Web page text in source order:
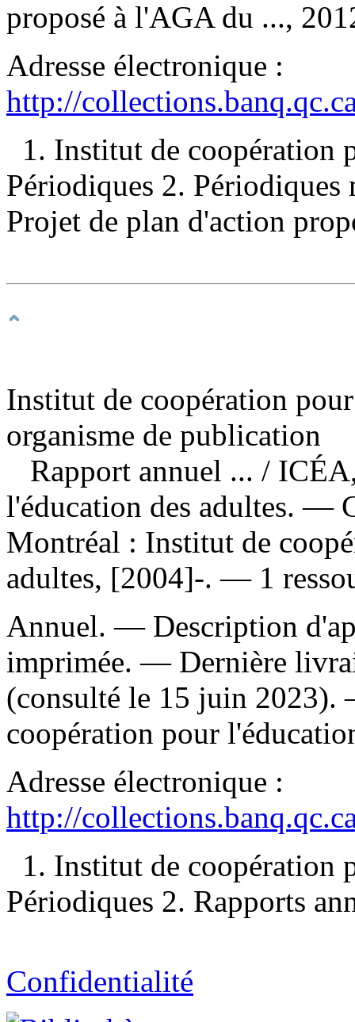
proposé à l'AGA du ...,
Adresse électronique :
http://
1. Institut de coopération
Périodiques 2.
Projet de plan d'action
Institut de coopération
organisme de publication
Rapport annuel ... /
l'éducation des adultes. —
Montréal : Institut de
adultes, [2004]-. — 1
Annuel. — Description
imprimée. — Dernière
(consulté le 15 juin
coopération pour
Adresse électronique :
http://
1. Institut de coopération
Périodiques 2. Rapports
Confidentialité